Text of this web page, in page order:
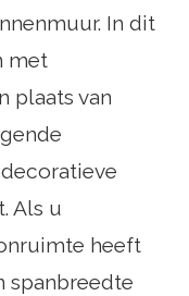
In dit
met
plaats van
Als u
heeft
spanbreedte